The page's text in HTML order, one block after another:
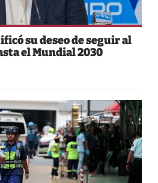
su deseo de seguir al
el Mundial 2030